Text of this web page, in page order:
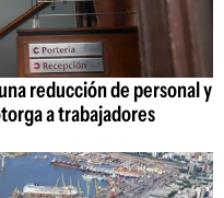
reducción de personal y
a trabajadores